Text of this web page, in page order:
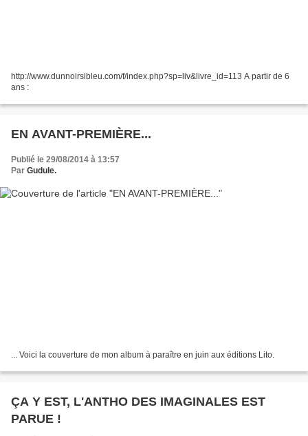
http://www.dunnoirsibleu.com/f/index.php?sp=liv&livre_id=113 A partir de 6
ans :
EN AVANT-PREMIÈRE...
Publié le 29/08/2014 à 13:57
Par Gudule.
... Voici la couverture de mon album à paraître en juin aux éditions Lito.
ÇA Y EST, L'ANTHO DES IMAGINALES EST
PARUE !